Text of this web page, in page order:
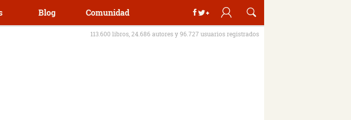
Blog Comunidad
113.600 libros, 24.686 autores y 96.727 usuarios registrados